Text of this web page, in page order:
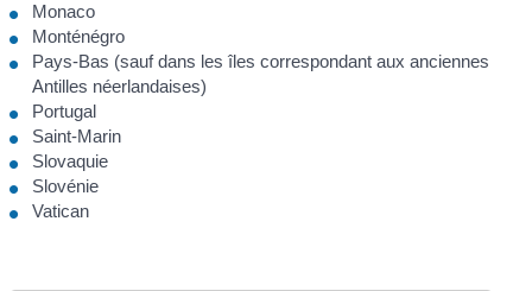
Monaco
Monténégro
Pays-Bas (sauf dans les îles correspondant aux anciennes
Antilles néerlandaises)
Portugal
Saint-Marin
Slovaquie
Slovénie
Vatican